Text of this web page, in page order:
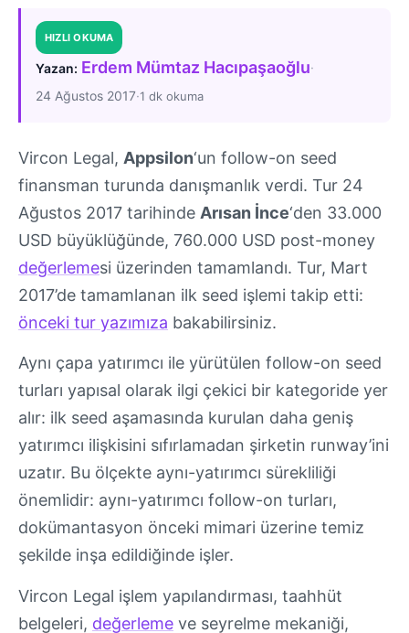
HIZLI OKUMA
Yazan: Erdem Mümtaz Hacıpaşaoğlu·
24 Ağustos 2017·1 dk okuma
Vircon Legal, Appsilon‘un follow-on seed
finansman turunda danışmanlık verdi. Tur 24
Ağustos 2017 tarihinde Arısan İnce‘den 33.000
USD büyüklüğünde, 760.000 USD post-money
değerlemesi üzerinden tamamlandı. Tur, Mart
2017’de tamamlanan ilk seed işlemi takip etti:
önceki tur yazımıza bakabilirsiniz.
Aynı çapa yatırımcı ile yürütülen follow-on seed
turları yapısal olarak ilgi çekici bir kategoride yer
alır: ilk seed aşamasında kurulan daha geniş
yatırımcı ilişkisini sıfırlamadan şirketin runway’ini
uzatır. Bu ölçekte aynı-yatırımcı sürekliliği
önemlidir: aynı-yatırımcı follow-on turları,
dokümantasyon önceki mimari üzerine temiz
şekilde inşa edildiğinde işler.
Vircon Legal işlem yapılandırması, taahhüt
belgeleri, değerleme ve seyrelme mekaniği,